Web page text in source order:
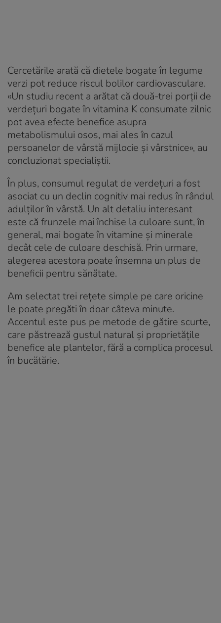
Cercetările arată că dietele bogate în legume
verzi pot reduce riscul bolilor cardiovasculare.
«Un studiu recent a arătat că două-trei porții de
verdețuri bogate în vitamina K consumate zilnic
pot avea efecte benefice asupra
metabolismului osos, mai ales în cazul
persoanelor de vârstă mijlocie și vârstnice», au
concluzionat specialiștii.
În plus, consumul regulat de verdețuri a fost
asociat cu un declin cognitiv mai redus în rândul
adulților în vârstă. Un alt detaliu interesant
este că frunzele mai închise la culoare sunt, în
general, mai bogate în vitamine și minerale
decât cele de culoare deschisă. Prin urmare,
alegerea acestora poate însemna un plus de
beneficii pentru sănătate.
Am selectat trei rețete simple pe care oricine
le poate pregăti în doar câteva minute.
Accentul este pus pe metode de gătire scurte,
care păstrează gustul natural și proprietățile
benefice ale plantelor, fără a complica procesul
în bucătărie.